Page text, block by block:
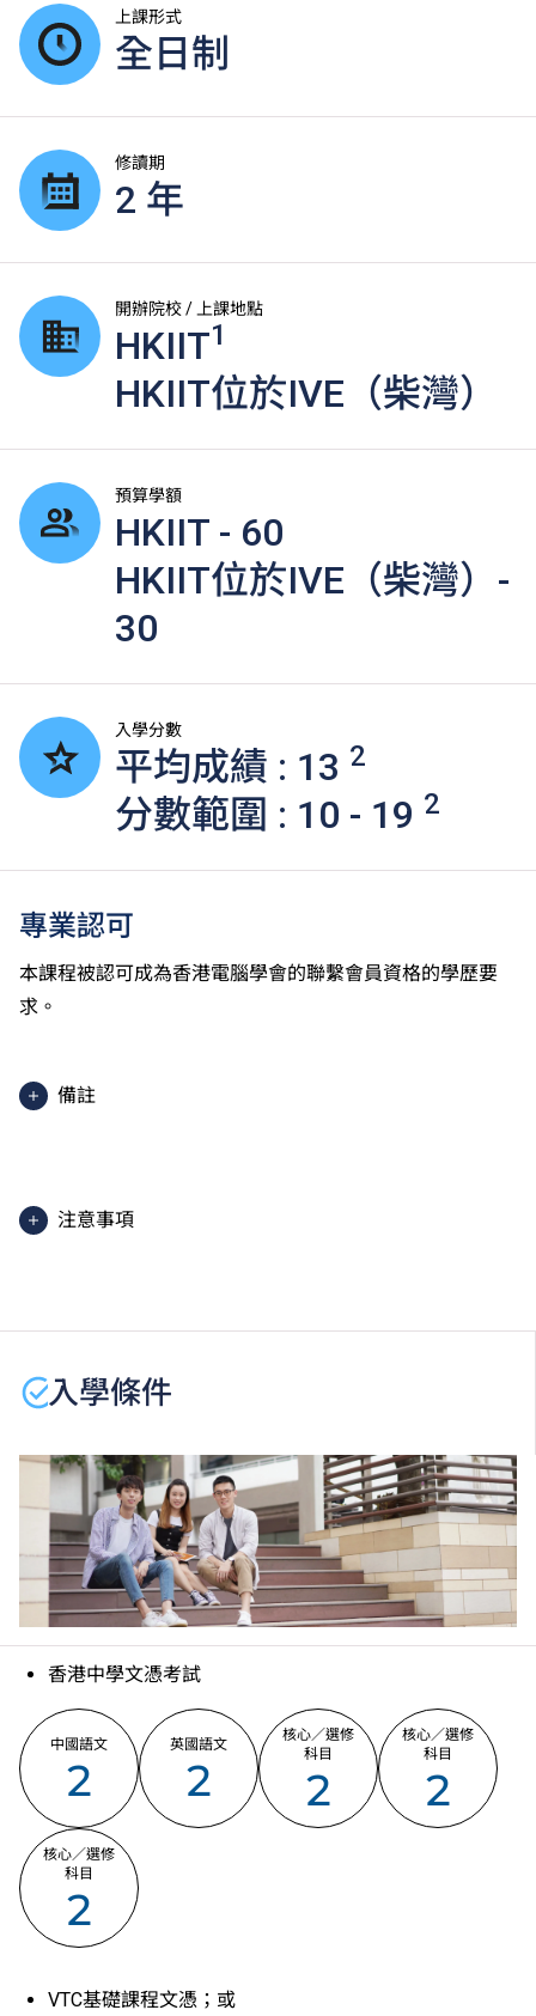
上課形式
全日制
修讀期
2 年
開辦院校 / 上課地點
HKIIT1
HKIIT位於IVE（柴灣）
預算學額
HKIIT - 60
HKIIT位於IVE（柴灣）-
30
入學分數
平均成績 : 13 2
分數範圍 : 10 - 19 2
專業認可
本課程被認可成為香港電腦學會的聯繫會員資格的學歷要
求。
備註
2025入學分數即2025年度獲取錄學生於香港中學文憑
考試中最佳五科成績（包括中國語文及英國語文）的分
注意事項
學生或須於其他VTC院校上課。VTC可因應情況取消任
分校／上課地點。
入學條件
香港中學文憑考試
中國語文
2
英國語文
2
核心／選修
科目
2
核心／選修
科目
2
核心／選修
科目
2
VTC基礎課程文憑；或